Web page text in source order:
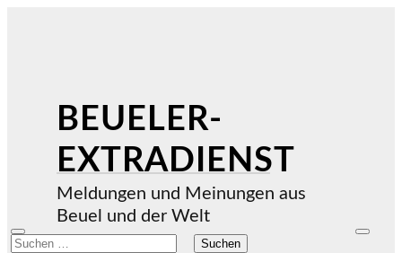
BEUELER-
EXTRADIENST
Meldungen und Meinungen aus
Beuel und der Welt
Mobile-
Menü
Suchen